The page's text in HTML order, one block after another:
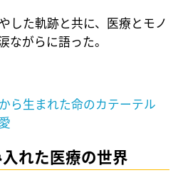
した軌跡と共に、医療とモノ
ながらに語った。
ら生まれた命のカテーテル
れた医療の世界